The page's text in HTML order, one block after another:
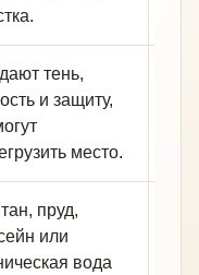
тень,
и защиту,
место.
пруд,
или
вода